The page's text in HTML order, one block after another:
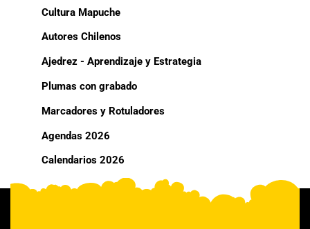
Cultura Mapuche
Autores Chilenos
Ajedrez - Aprendizaje y Estrategia
Plumas con grabado
Marcadores y Rotuladores
Agendas 2026
Calendarios 2026